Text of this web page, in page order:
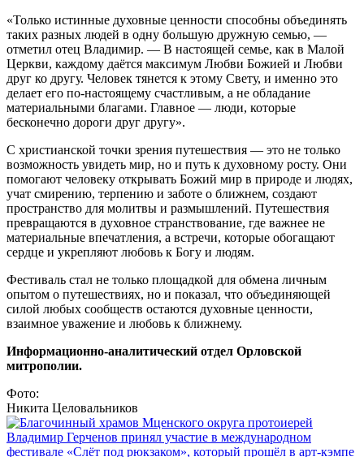
«Только истинные духовные ценности способны объединять
таких разных людей в одну большую дружную семью, —
отметил отец Владимир. — В настоящей семье, как в Малой
Церкви, каждому даётся максимум Любви Божией и Любви
друг ко другу. Человек тянется к этому Свету, и именно это
делает его по-настоящему счастливым, а не обладание
материальными благами. Главное — люди, которые
бесконечно дороги друг другу».
С христианской точки зрения путешествия — это не только
возможность увидеть мир, но и путь к духовному росту. Они
помогают человеку открывать Божий мир в природе и людях,
учат смирению, терпению и заботе о ближнем, создают
пространство для молитвы и размышлений. Путешествия
превращаются в духовное странствование, где важнее не
материальные впечатления, а встречи, которые обогащают
сердце и укрепляют любовь к Богу и людям.
Фестиваль стал не только площадкой для обмена личным
опытом о путешествиях, но и показал, что объединяющей
силой любых сообществ остаются духовные ценности,
взаимное уважение и любовь к ближнему.
Информационно-аналитический отдел Орловской
митрополии.
Фото:
Никита Целовальников